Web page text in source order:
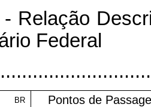
- Relação
Federal
BR Pontos de